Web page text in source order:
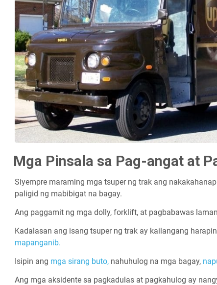
Mga Pinsala sa Pag-angat at
Siyempre maraming mga tsuper ng trak ang
paligid ng mabibigat na bagay.
Ang paggamit ng mga dolly, forklift, at pagbabawas
Kadalasan ang isang tsuper ng trak ay kailangang
mapanganib.
Isipin ang mga sirang buto, nahuhulog na mga bagay,
Ang mga aksidente sa pagkadulas at pagkahulog ay